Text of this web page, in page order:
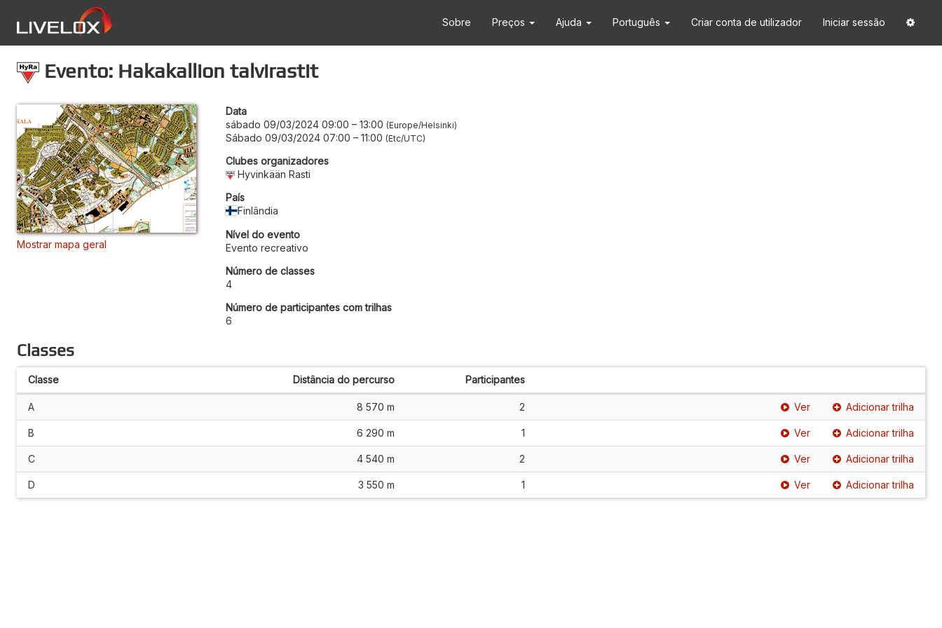
Sobre Preços Ajuda Português Criar conta de utilizador Iniciar sessão
Evento: Hakakallion talvirastit
Mostrar mapa geral
Data
sábado 09/03/2024 09:00 – 13:00 Europe/Helsinki
Sábado 09/03/2024 07:00 – 11:00 Etc/UTC
Clubes organizadores
Hyvinkään Rasti
País
Finlândia
Nível do evento
Evento recreativo
Número de classes
4
Número de participantes com trilhas
6
Classes
Classe Distância do percurso Participantes
A 8 570 m 2 Ver Adicionar trilha
B 6 290 m 1 Ver Adicionar trilha
C 4 540 m 2 Ver Adicionar trilha
D 3 550 m 1 Ver Adicionar trilha